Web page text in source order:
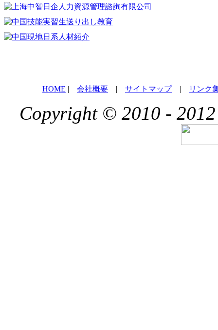
HOME | 会社概要 | サイトマップ| リンク
Copyright © 2010 - 2012